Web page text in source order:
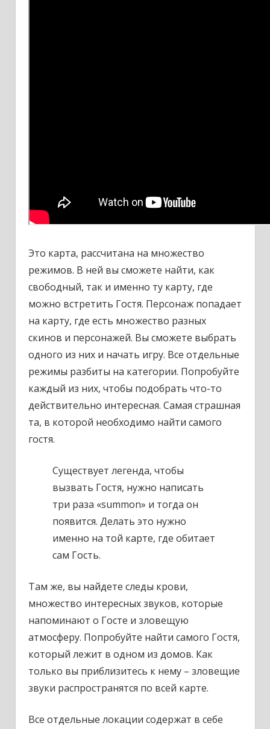
Это карта, рассчитана на множество
режимов. В ней вы сможете найти, как
свободный, так и именно ту карту, где
можно встретить Гостя. Персонаж попадает
на карту, где есть множество разных
скинов и персонажей. Вы сможете выбрать
одного из них и начать игру. Все отдельные
режимы разбиты на категории. Попробуйте
каждый из них, чтобы подобрать что-то
действительно интересная. Самая страшная
та, в которой необходимо найти самого
гостя.
Существует легенда, чтобы
вызвать Гостя, нужно написать
три раза «summon» и тогда он
появится. Делать это нужно
именно на той карте, где обитает
сам Гость.
Там же, вы найдете следы крови,
множество интересных звуков, которые
напоминают о Госте и зловещую
атмосферу. Попробуйте найти самого Гостя,
который лежит в одном из домов. Как
только вы приблизитесь к нему – зловещие
звуки распространятся по всей карте.
Все отдельные локации содержат в себе